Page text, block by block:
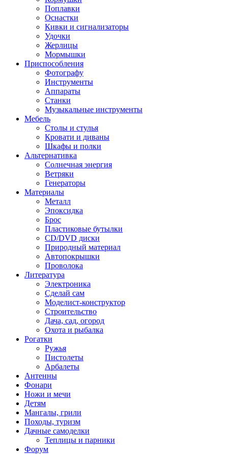
Поплавки
Оснастки
Кивки и сигнализаторы
Удочки
Жерлицы
Мормышки
Приспособления
Фотографу
Инструменты
Аппараты
Станки
Музыкальные инструменты
Мебель
Столы и стулья
Кровати и диваны
Шкафы и полки
Альтернативка
Солнечная энергия
Ветряки
Генераторы
Материалы
Металл
Эпоксидка
Брос
Пластиковые бутылки
CD/DVD диски
Природный материал
Автопокрышки
Проволока
Литература
Электроника
Сделай сам
Моделист-конструктор
Строительство
Дача, сад, огород
Охота и рыбалка
Рогатки
Ружья
Пистолеты
Арбалеты
Антенны
Фонари
Ножи и мечи
Детям
Мангалы, грили
Походы, туризм
Дачные самоделки
Теплицы и парники
Форум